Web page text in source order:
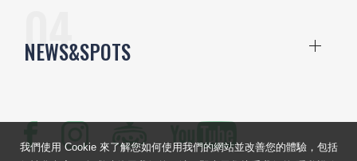
NEWS&SPOTS
我們使用 Cookie 來了解您如何使用我們的網站並改善您的體驗，包括